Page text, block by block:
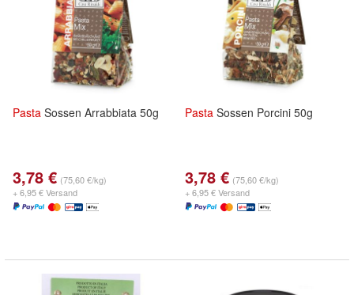
Pasta Sossen Arrabbiata 50g
3,78 € (75,60 €/kg)
+ 6,95 € Versand
Pasta Sossen Porcini 50g
3,78 € (75,60 €/kg)
+ 6,95 € Versand